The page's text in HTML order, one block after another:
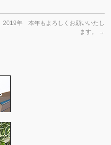
2019年 本年もよろしくお願いいたし
ます。
→